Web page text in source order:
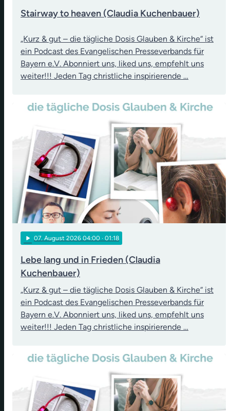
Stairway to heaven (Claudia Kuchenbauer)
„Kurz & gut – die tägliche Dosis Glauben & Kirche“ ist
ein Podcast des Evangelischen Presseverbands für
Bayern e.V. Abonniert uns, liked uns, empfehlt uns
weiter!!! Jeden Tag christliche inspirierende …
play_arrow 07. August 2026 04:00 · 01:18
Lebe lang und in Frieden (Claudia
Kuchenbauer)
„Kurz & gut – die tägliche Dosis Glauben & Kirche“ ist
ein Podcast des Evangelischen Presseverbands für
Bayern e.V. Abonniert uns, liked uns, empfehlt uns
weiter!!! Jeden Tag christliche inspirierende …